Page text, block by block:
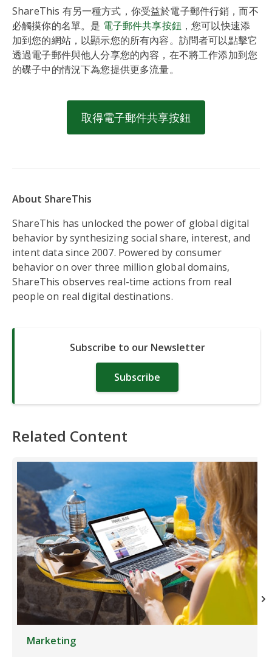
ShareThis 有另一種方式，你受益於電子郵件行銷，而不
必觸摸你的名單。是 電子郵件共享按鈕 ，您可以快速添
加到您的網站，以顯示您的所有內容。訪問者可以點擊它
透過電子郵件與他人分享您的內容，在不將工作添加到您
的碟子中的情況下為您提供更多流量。
取得電子郵件共享按鈕
About ShareThis
ShareThis has unlocked the power of global digital
behavior by synthesizing social share, interest, and
intent data since 2007. Powered by consumer
behavior on over three million global domains,
ShareThis observes real-time actions from real
people on real digital destinations.
Subscribe to our Newsletter
Subscribe
Related Content
Marketing